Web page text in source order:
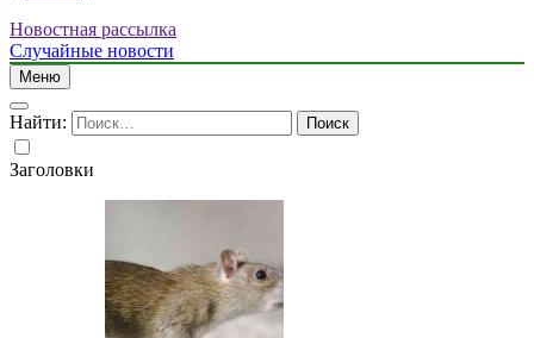
Новостная рассылка
Случайные новости
Меню
Найти:
Заголовки